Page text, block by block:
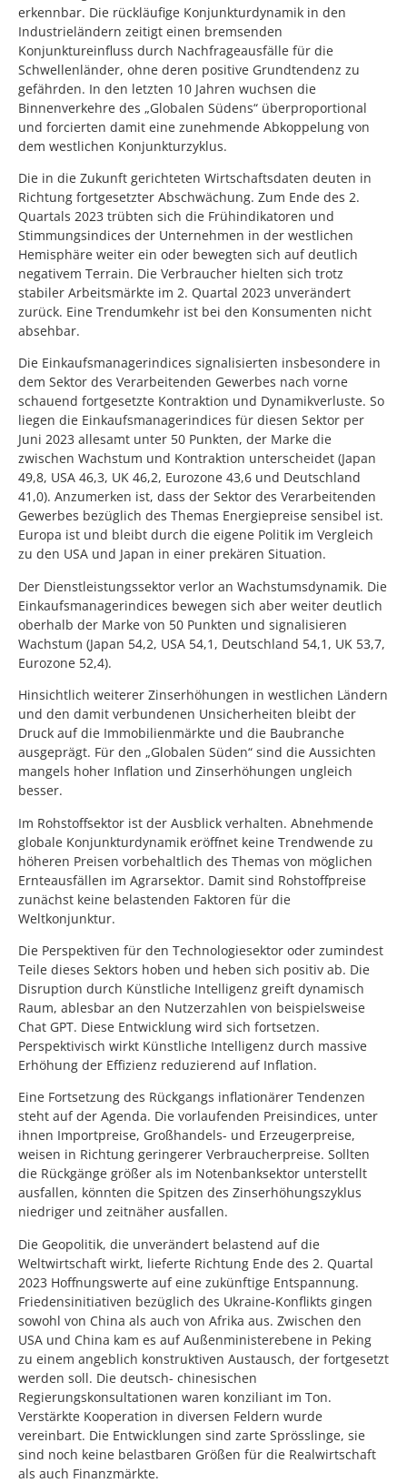
erkennbar. Die rückläufige Konjunkturdynamik in den
Industrieländern zeitigt einen bremsenden
Konjunktureinfluss durch Nachfrageausfälle für die
Schwellenländer, ohne deren positive Grundtendenz zu
gefährden. In den letzten 10 Jahren wuchsen die
Binnenverkehre des „Globalen Südens“ überproportional
und forcierten damit eine zunehmende Abkoppelung von
dem westlichen Konjunkturzyklus.
Die in die Zukunft gerichteten Wirtschaftsdaten deuten in
Richtung fortgesetzter Abschwächung. Zum Ende des 2.
Quartals 2023 trübten sich die Frühindikatoren und
Stimmungsindices der Unternehmen in der westlichen
Hemisphäre weiter ein oder bewegten sich auf deutlich
negativem Terrain. Die Verbraucher hielten sich trotz
stabiler Arbeitsmärkte im 2. Quartal 2023 unverändert
zurück. Eine Trendumkehr ist bei den Konsumenten nicht
absehbar.
Die Einkaufsmanagerindices signalisierten insbesondere in
dem Sektor des Verarbeitenden Gewerbes nach vorne
schauend fortgesetzte Kontraktion und Dynamikverluste. So
liegen die Einkaufsmanagerindices für diesen Sektor per
Juni 2023 allesamt unter 50 Punkten, der Marke die
zwischen Wachstum und Kontraktion unterscheidet (Japan
49,8, USA 46,3, UK 46,2, Eurozone 43,6 und Deutschland
41,0). Anzumerken ist, dass der Sektor des Verarbeitenden
Gewerbes bezüglich des Themas Energiepreise sensibel ist.
Europa ist und bleibt durch die eigene Politik im Vergleich
zu den USA und Japan in einer prekären Situation.
Der Dienstleistungssektor verlor an Wachstumsdynamik. Die
Einkaufsmanagerindices bewegen sich aber weiter deutlich
oberhalb der Marke von 50 Punkten und signalisieren
Wachstum (Japan 54,2, USA 54,1, Deutschland 54,1, UK 53,7,
Eurozone 52,4).
Hinsichtlich weiterer Zinserhöhungen in westlichen Ländern
und den damit verbundenen Unsicherheiten bleibt der
Druck auf die Immobilienmärkte und die Baubranche
ausgeprägt. Für den „Globalen Süden“ sind die Aussichten
mangels hoher Inflation und Zinserhöhungen ungleich
besser.
Im Rohstoffsektor ist der Ausblick verhalten. Abnehmende
globale Konjunkturdynamik eröffnet keine Trendwende zu
höheren Preisen vorbehaltlich des Themas von möglichen
Ernteausfällen im Agrarsektor. Damit sind Rohstoffpreise
zunächst keine belastenden Faktoren für die
Weltkonjunktur.
Die Perspektiven für den Technologiesektor oder zumindest
Teile dieses Sektors hoben und heben sich positiv ab. Die
Disruption durch Künstliche Intelligenz greift dynamisch
Raum, ablesbar an den Nutzerzahlen von beispielsweise
Chat GPT. Diese Entwicklung wird sich fortsetzen.
Perspektivisch wirkt Künstliche Intelligenz durch massive
Erhöhung der Effizienz reduzierend auf Inflation.
Eine Fortsetzung des Rückgangs inflationärer Tendenzen
steht auf der Agenda. Die vorlaufenden Preisindices, unter
ihnen Importpreise, Großhandels- und Erzeugerpreise,
weisen in Richtung geringerer Verbraucherpreise. Sollten
die Rückgänge größer als im Notenbanksektor unterstellt
ausfallen, könnten die Spitzen des Zinserhöhungszyklus
niedriger und zeitnäher ausfallen.
Die Geopolitik, die unverändert belastend auf die
Weltwirtschaft wirkt, lieferte Richtung Ende des 2. Quartal
2023 Hoffnungswerte auf eine zukünftige Entspannung.
Friedensinitiativen bezüglich des Ukraine-Konflikts gingen
sowohl von China als auch von Afrika aus. Zwischen den
USA und China kam es auf Außenministerebene in Peking
zu einem angeblich konstruktiven Austausch, der fortgesetzt
werden soll. Die deutsch- chinesischen
Regierungskonsultationen waren konziliant im Ton.
Verstärkte Kooperation in diversen Feldern wurde
vereinbart. Die Entwicklungen sind zarte Sprösslinge, sie
sind noch keine belastbaren Größen für die Realwirtschaft
als auch Finanzmärkte.